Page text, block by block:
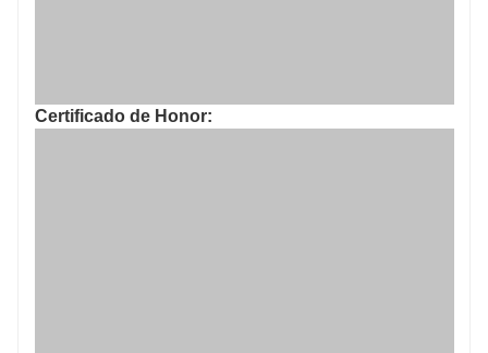
Certificado de Honor: